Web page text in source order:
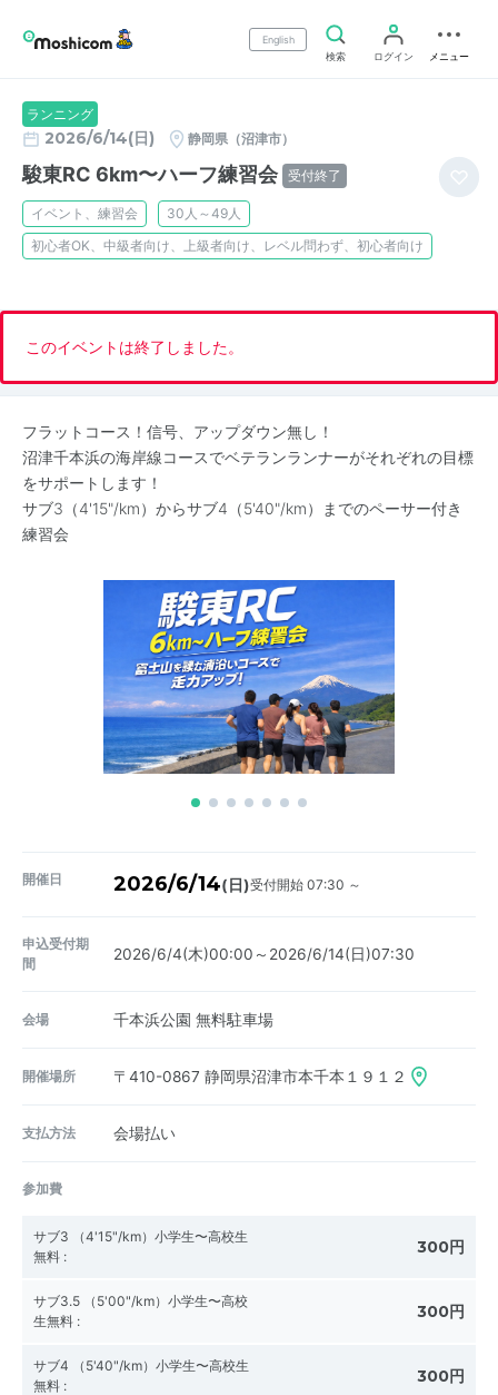
English
検索
ログイン メニュー
ランニング
2026/6/14(日) 静岡県（沼津市）
駿東RC 6km〜ハーフ練習会 受付終了
イベント、練習会
30人～49人
初心者OK、中級者向け、上級者向け、レベル問わず、初心者向け
このイベントは終了しました。
フラットコース！信号、アップダウン無し！
沼津千本浜の海岸線コースでベテランランナーがそれぞれの目標
をサポートします！
サブ3（4'15"/km）からサブ4（5'40"/km）までのペーサー付き
練習会
開催日 2026/6/14(日)受付開始 07:30 ～
申込受付期
間
2026/6/4(木)00:00～2026/6/14(日)07:30
会場 千本浜公園 無料駐車場
開催場所 〒410-0867 静岡県沼津市本千本１９１２
支払方法 会場払い
参加費
サブ3 （4'15"/km）小学生〜高校生
無料 : 300円
サブ3.5 （5'00"/km）小学生〜高校
生無料 : 300円
サブ4 （5'40"/km）小学生〜高校生
無料 : 300円